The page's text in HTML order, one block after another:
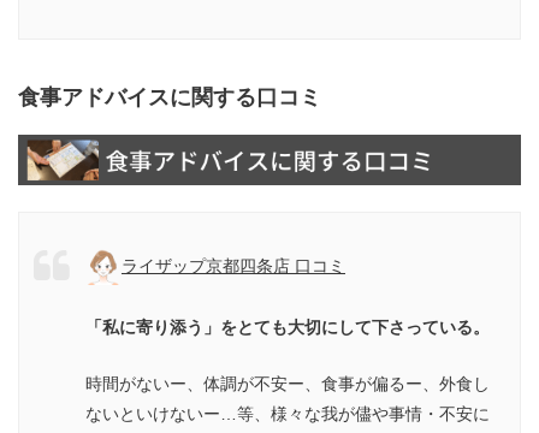
食事アドバイスに関する口コミ
ライザップ京都四条店 口コミ
「私に寄り添う」をとても大切にして下さっている。
時間がないー、体調が不安ー、食事が偏るー、外食し
ないといけないー…等、様々な我が儘や事情・不安に